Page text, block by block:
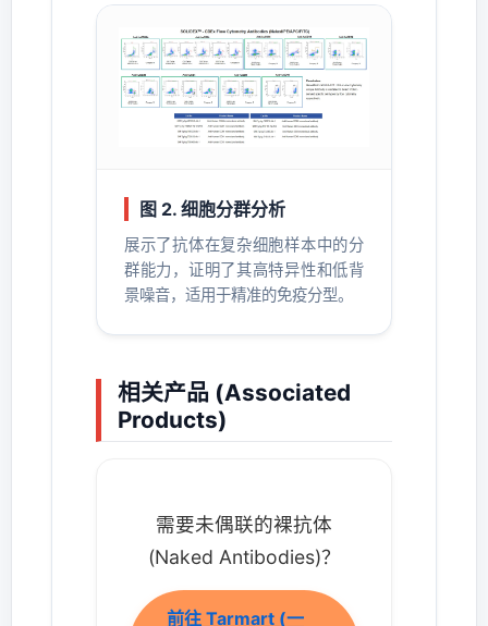
图 2. 细胞分群分析
展示了抗体在复杂细胞样本中的分
群能力，证明了其高特异性和低背
景噪音，适用于精准的免疫分型。
相关产品 (Associated
Products)
需要未偶联的裸抗体
(Naked Antibodies)？
前往 Tarmart (一